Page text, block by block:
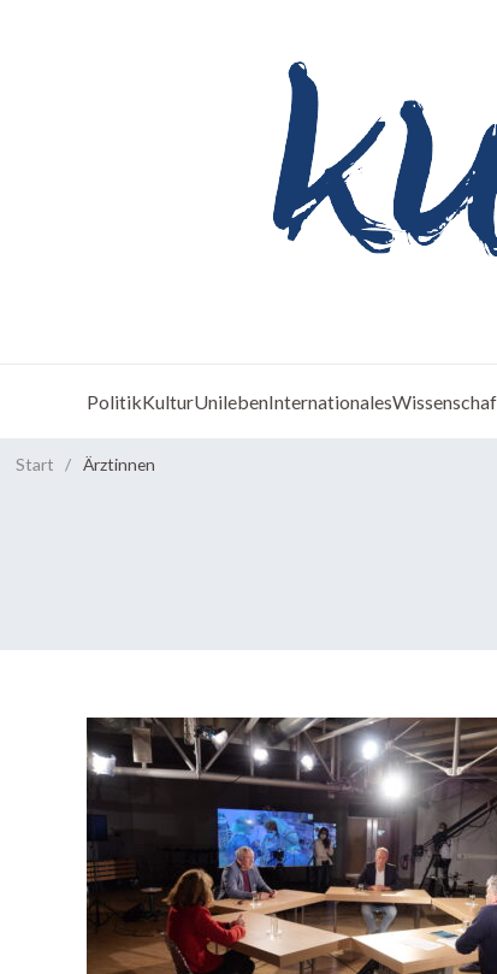
PolitikKulturUnilebenInternationales
Start / Ärztinnen